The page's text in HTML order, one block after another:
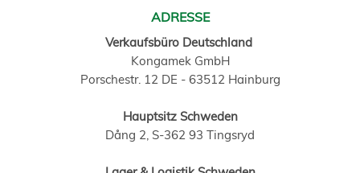
ADRESSE
Verkaufsbüro Deutschland
Kongamek GmbH
Porschestr. 12 DE - 63512 Hainburg
Hauptsitz Schweden
Dång 2, S-362 93 Tingsryd